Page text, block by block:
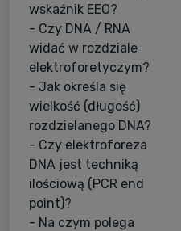
wskaźnik EEO?
- Czy DNA / RNA
widać w rozdziale
elektroforetyczym?
- Jak określa się
wielkość (długość)
rozdzielanego DNA?
- Czy elektroforeza
DNA jest techniką
ilościową (PCR end
point)?
- Na czym polega